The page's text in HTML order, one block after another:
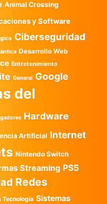
Animal Crossing
y Software
Ciberseguridad
Desarrollo Web
Entretenimiento
General Google
del
Hardware
Artificial Internet
Nintendo Switch
Streaming PS5
Redes
Tecnología Sistemas